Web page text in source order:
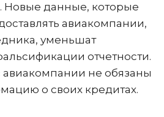
Новые данные, которые
авиакомпании,
уменьшат
отчетности.
не обязаны
о своих кредитах.